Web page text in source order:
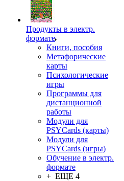
Продукты в электр.
формате
Книги, пособия
Метафорические
карты
Психологические
игры
Программы для
дистанционной
работы
Модули для
PSYCards (карты)
Модули для
PSYCards (игры)
Обучение в электр.
формате
+ ЕЩЕ 4